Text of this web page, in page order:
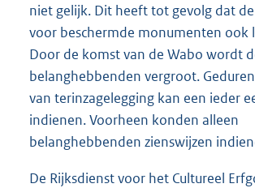
niet gelijk. Dit heeft tot gevolg dat
voor beschermde monumenten ook
Door de komst van de Wabo wordt
belanghebbenden vergroot.
van terinzagelegging kan een ieder
indienen. Voorheen konden alleen
belanghebbenden zienswijzen
De Rijksdienst voor het Cultureel